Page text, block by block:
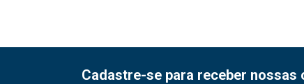
Cadastre-se para receber nossas